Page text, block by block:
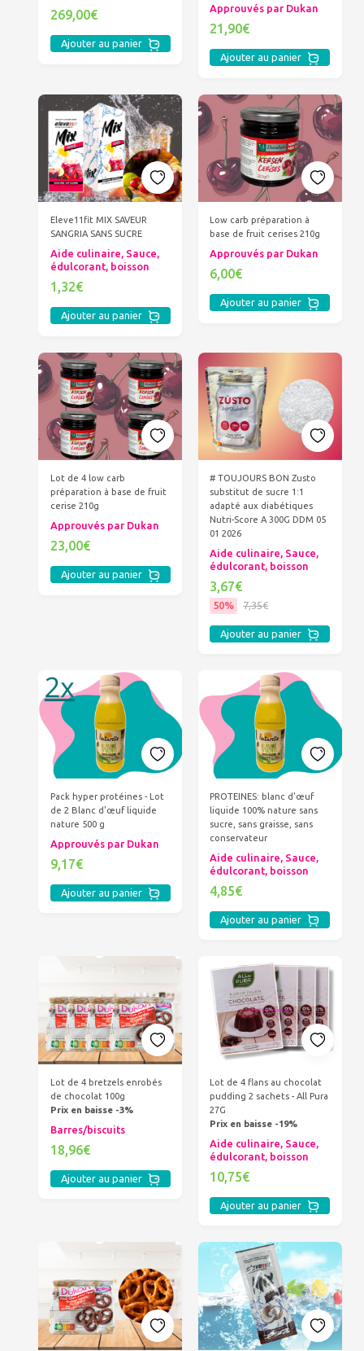
269,00€
Ajouter au panier
Approuvés par Dukan
21,90€
Ajouter au panier
Eleve11fit MIX SAVEUR
SANGRIA SANS SUCRE
Aide culinaire, Sauce,
édulcorant, boisson
1,32€
Ajouter au panier
Low carb préparation à
base de fruit cerises 210g
Approuvés par Dukan
6,00€
Ajouter au panier
Lot de 4 low carb
préparation à base de fruit
cerise 210g
Approuvés par Dukan
23,00€
Ajouter au panier
# TOUJOURS BON Zusto
substitut de sucre 1:1
adapté aux diabétiques
Nutri-Score A 300G DDM 05
01 2026
Aide culinaire, Sauce,
édulcorant, boisson
3,67€
50% 7,35€
Ajouter au panier
Pack hyper protéines - Lot
de 2 Blanc d'œuf liquide
nature 500 g
Approuvés par Dukan
9,17€
Ajouter au panier
PROTEINES: blanc d'œuf
liquide 100% nature sans
sucre, sans graisse, sans
conservateur
Aide culinaire, Sauce,
édulcorant, boisson
4,85€
Ajouter au panier
Lot de 4 bretzels enrobés
de chocolat 100g
Prix en baisse -3%
Barres/biscuits
18,96€
Ajouter au panier
Lot de 4 flans au chocolat
pudding 2 sachets - All Pura
27G
Prix en baisse -19%
Aide culinaire, Sauce,
édulcorant, boisson
10,75€
Ajouter au panier